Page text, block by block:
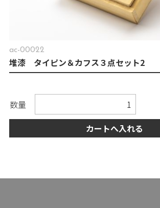
ac-00022
堆漆 タイピン＆カフス３点セット2
数量
カートへ入れる